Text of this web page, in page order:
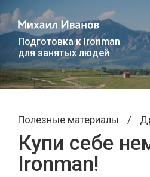
Подготовка к Ironman
для занятых людей
Полезные материалы /
Купи себе
Ironman!